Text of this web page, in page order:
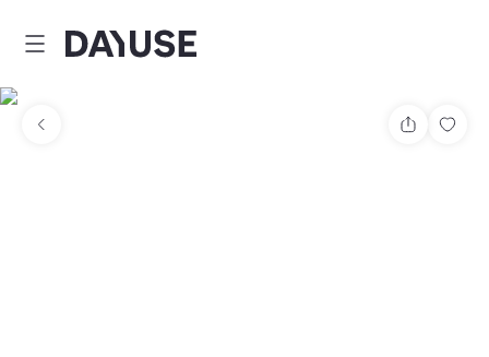
Dayuse
Teilen